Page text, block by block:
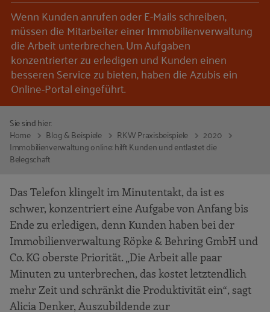
Wenn Kunden anrufen oder E-Mails schreiben,
müssen die Mitarbeiter einer Immobilienverwaltung
die Arbeit unterbrechen. Um Aufgaben
konzentrierter zu erledigen und Kunden einen
besseren Service zu bieten, haben die Azubis ein
Online-Portal eingeführt.
Sie sind hier:
Home
Blog & Beispiele RKW Praxisbeispiele
2020
Immobilienverwaltung online: hilft Kunden und entlastet die
Belegschaft
Das Telefon klingelt im Minutentakt, da ist es
schwer, konzentriert eine Aufgabe von Anfang bis
Ende zu erledigen, denn Kunden haben bei der
Immobilienverwaltung Röpke & Behring GmbH und
Co. KG oberste Priorität. „Die Arbeit alle paar
Minuten zu unterbrechen, das kostet letztendlich
mehr Zeit und schränkt die Produktivität ein“, sagt
Alicia Denker, Auszubildende zur